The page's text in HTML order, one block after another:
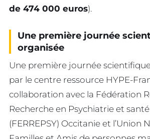
de 474 000 euros).
Une première journée
organisée
Une première journée
par le centre ressource HYPE-
collaboration avec la Fédération
Recherche en Psychiatrie et
(FERREPSY) Occitanie et l’Union